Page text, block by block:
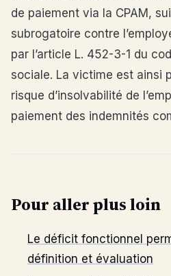
de paiement via la CPAM,
subrogatoire contre
par l’article L. 452-3-1 du
sociale. La victime est ainsi
risque d’insolvabilité de
paiement des indemnités
Pour aller plus loin
Le déficit fonctionnel
définition et évaluation